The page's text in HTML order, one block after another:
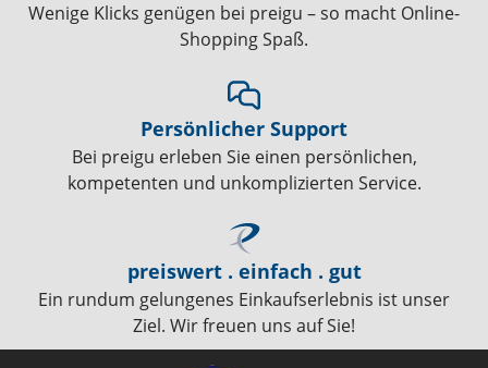
Wenige Klicks genügen bei preigu – so macht Online-
Shopping Spaß.
Persönlicher Support
Bei preigu erleben Sie einen persönlichen,
kompetenten und unkomplizierten Service.
preiswert . einfach . gut
Ein rundum gelungenes Einkaufserlebnis ist unser
Ziel. Wir freuen uns auf Sie!